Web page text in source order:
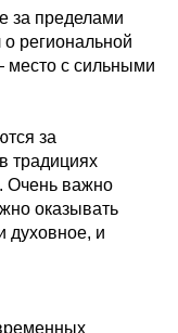
за пределами
о региональной
с сильными
за
традициях
Очень важно
оказывать
духовное, и